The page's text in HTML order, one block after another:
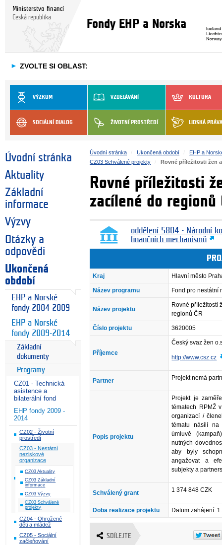
Ministerstvo financí
Česká republika
Fondy EHP a Norska
► ZVOLTE SI OBLAST:
VÝZKUM VZDĚLÁVÁNÍ KULTURA
SOCIÁLNÍ DIALOG ŽIVOTNÍ PROSTŘEDÍ LIDSKÁ PRÁVA
Úvodní stránka
Aktuality
Základní
informace
Výzvy
Otázky a
odpovědi
Ukončená
období
EHP a Norské
fondy 2004-2009
EHP a Norské
fondy 2009-2014
Základní
dokumenty
Programy
CZ01 - Technická
asistence a
bilaterální fond
EHP fondy 2009 -
2014
CZ02 - Životní
prostředí
CZ03 - Nestátní
neziskové
organizace
CZ03 Aktuality
CZ03 Základní
informace
CZ03 Výzvy
CZ03 Schválené
projekty
CZ04 - Ohrožené
děti a mládež
CZ05 - Sociální
začleňování
Úvodní stránka Ukončená období
EHP a
CZ03 Schválené projekty
Rovné příležitosti žen
Rovné příležitosti
zacílené do regionů
oddělení 5804 - Národní
finančních mechanismů
Kraj Hlavní město
Název programu Fond pro nestátní
Název projektu
Rovné příležitosti
regionů ČR
Číslo projektu 3620005
Příjemce
Český svaz žen
http://www.csz.cz
Partner Projekt nemá
Popis projektu
Projekt je
tématech RPMŽ
organizací /
tématu násilí na
úmluvě
nutných
aby byly
angažovat a
subjekty a
Schválený grant 1 374 848 CZK
Doba realizace projektu Datum zahájení:
SDÍLEJTE